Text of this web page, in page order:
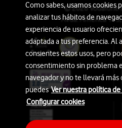
© 2026 Vodafone
Avda. América
Como sabes, usamos cookies
analizar tus hábitos de
experiencia de usuario
adaptada a tus preferencia. Al
consientes estos usos, pero
consentimiento sin problema
navegador y no te llevará más
puedesVer nuestra política de
Configurar cookies